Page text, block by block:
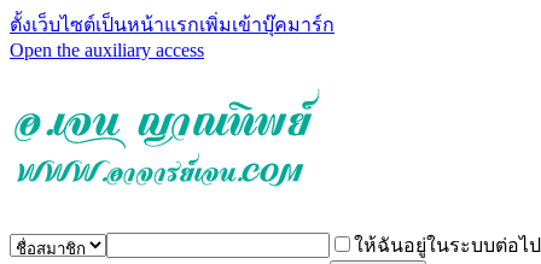
ตั้งเว็บไซต์เป็นหน้าแรกเพิ่มเข้าบุ๊คมาร์ก
Open the auxiliary access
ให้ฉันอยู่ในระบบต่อไป